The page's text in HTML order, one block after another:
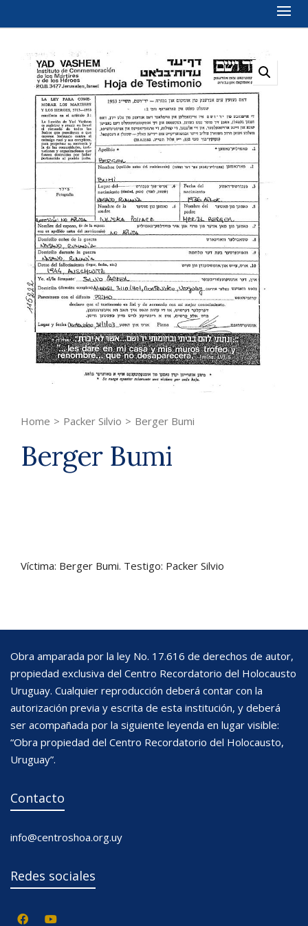
Home > Packer Silvio > Berger Bumi
Berger Bumi
Víctima: Berger Bumi. Testigo: Packer Silvio
Obra amparada por la ley No. 17.616 de derechos de autor,
propiedad exclusiva del Centro Recordatorio del Holocausto
Uruguay. Cualquier reproducción deberá contar con la
autorización previa y escrita de esta institución, y deberá
ser acompañada por la siguiente leyenda en lugar visible:
“Obra propiedad del Centro Recordatorio del Holocausto,
Uruguay”.
Contacto
info@centroshoa.org.uy
Redes sociales